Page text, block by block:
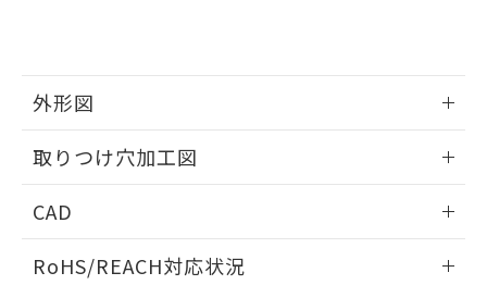
外形図
取りつけ穴加工図
CAD
ドすることができます。
RoHS/REACH対応状況